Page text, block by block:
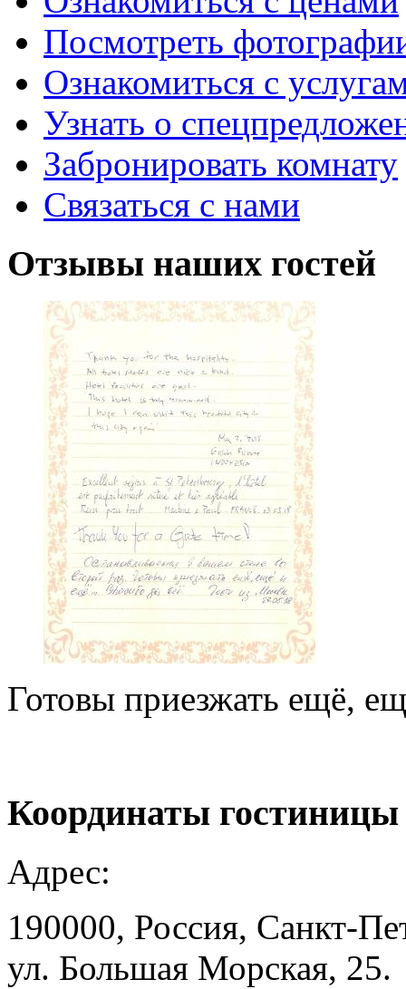
Посмотреть
Ознакомиться с
Узнать о
Забронировать комнату
Связаться с нами
Отзывы наших гостей
Готовы приезжать ещё,
Координаты гостиницы
Адрес:
190000, Россия, Санкт-
ул. Большая Морская, 25.